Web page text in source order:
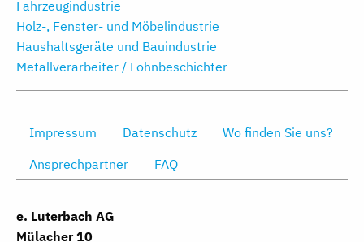
Fahrzeugindustrie
Holz-, Fenster- und Möbelindustrie
Haushaltsgeräte und Bauindustrie
Metallverarbeiter / Lohnbeschichter
Impressum Datenschutz
Wo finden Sie uns?
Ansprechpartner
FAQ
e. Luterbach AG
Mülacher 10